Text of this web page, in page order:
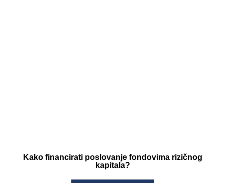
Kako financirati poslovanje fondovima rizičnog
kapitala?